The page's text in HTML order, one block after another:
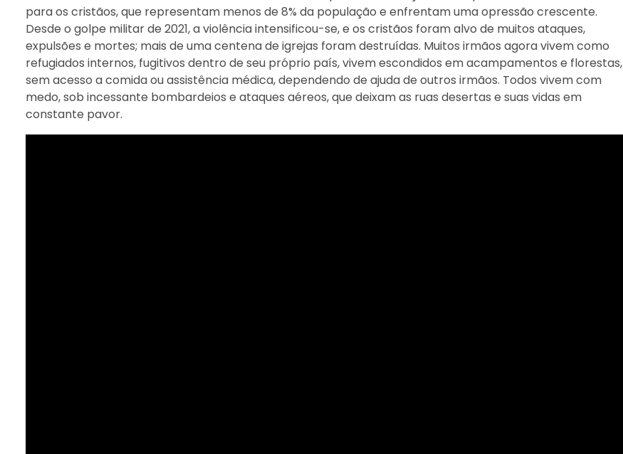
para os cristãos, que representam menos de 8% da população e enfrentam uma opressão crescente.
Desde o golpe militar de 2021, a violência intensificou-se, e os cristãos foram alvo de muitos ataques,
expulsões e mortes; mais de uma centena de igrejas foram destruídas. Muitos irmãos agora vivem como
refugiados internos, fugitivos dentro de seu próprio país, vivem escondidos em acampamentos e florestas,
sem acesso a comida ou assistência médica, dependendo de ajuda de outros irmãos. Todos vivem com
medo, sob incessante bombardeios e ataques aéreos, que deixam as ruas desertas e suas vidas em
constante pavor.